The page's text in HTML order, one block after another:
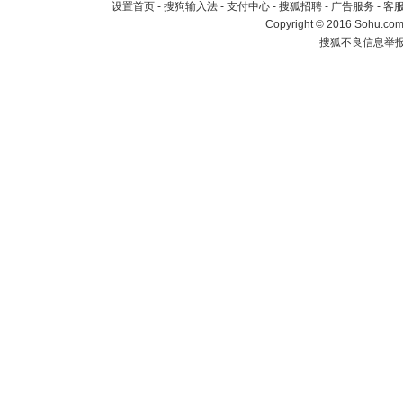
设置首页 - 搜狗输入法 - 支付中心 - 搜狐招聘 - 广告服务 - 客
Copyright©2016
搜狐不良信息举